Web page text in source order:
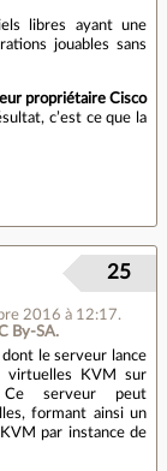
libres ayant une
jouables sans
propriétaire Cisco
c’est ce que la
2016 à 12:17.
By‑SA.
25
le serveur lance
virtuelles KVM sur
Ce serveur peut
formant ainsi un
par instance de